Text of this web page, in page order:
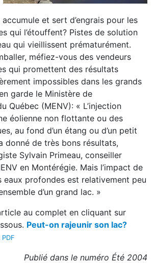
accumule et sert d’engrais pour les
qui l’étouffent? Pistes de solution
qui vieillissent prématurément.
méfiez-vous des vendeurs
qui promettent des résultats
impossibles dans les grands
garde le Ministère de
Québec (MENV): « L’injection
éolienne non flottante ou des
au fond d’un étang ou d’un petit
donné de très bons résultats,
Sylvain Primeau, conseiller
en Montérégie. Mais l’impact de
eaux profondes est relativement peu
d’un grand lac. »
au complet en cliquant sur
Peut-on rajeunir son lac?
PDF
Publié dans le numéro Été 2004